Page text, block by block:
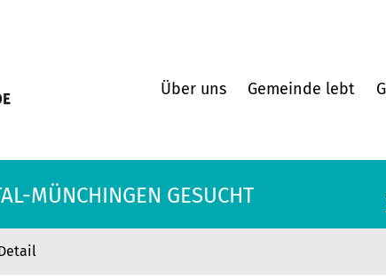
Über uns Gemeinde lebt
MÜNCHINGEN GESUCHT